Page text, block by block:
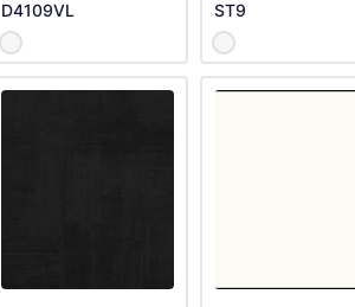
D4109VL
ST9